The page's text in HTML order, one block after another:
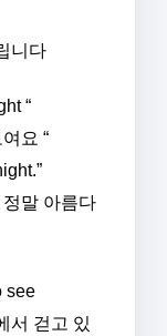
니다
“
요 “
정말 아름다
see
서 걷고 있